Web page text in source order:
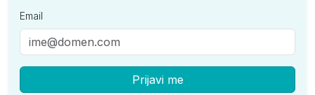
Email
Prijavi me